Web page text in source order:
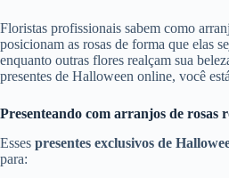
Floristas profissionais sabem como
posicionam as rosas de forma que elas
enquanto outras flores realçam sua
presentes de Halloween online, você
Presenteando com arranjos de rosas
Esses presentes exclusivos de
para: